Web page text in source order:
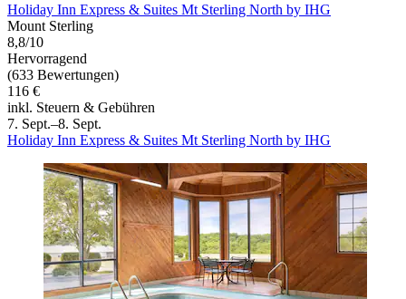
Holiday Inn Express & Suites Mt Sterling North by IHG
Mount Sterling
8,8/10
Hervorragend
(633 Bewertungen)
116 €
inkl. Steuern & Gebühren
7. Sept.–8. Sept.
Holiday Inn Express & Suites Mt Sterling North by IHG